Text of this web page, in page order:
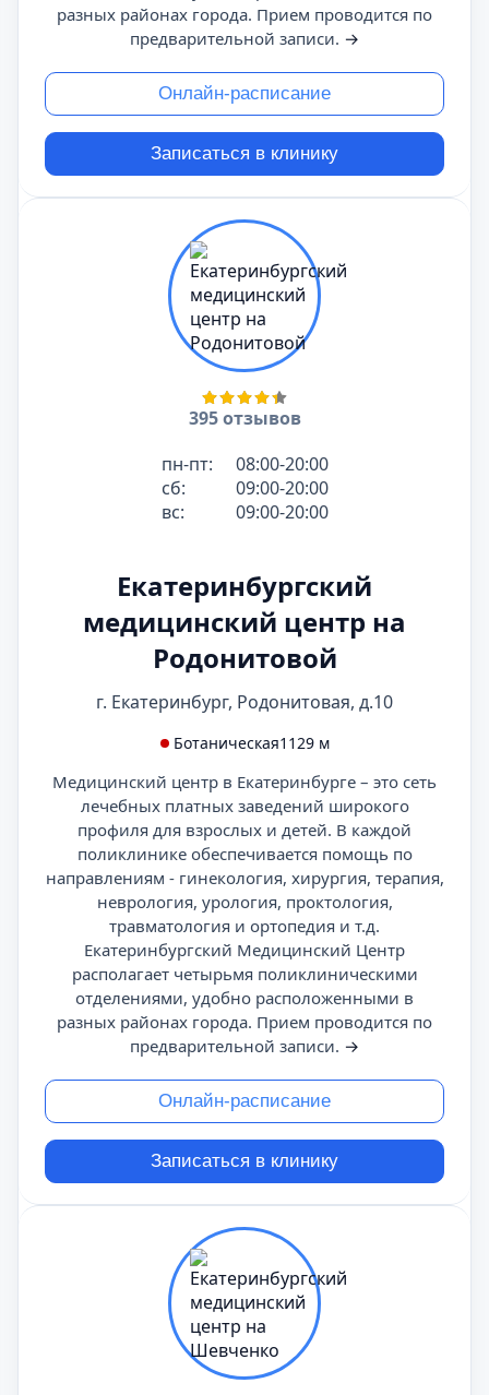
разных районах города. Прием проводится по
предварительной записи. →
Онлайн-расписание
Записаться в клинику
395 отзывов
пн-пт:
08:00-20:00
сб:
09:00-20:00
вс:
09:00-20:00
Екатеринбургский
медицинский центр на
Родонитовой
г. Екатеринбург, Родонитовая, д.10
Ботаническая1129 м
Медицинский центр в Екатеринбурге – это сеть
лечебных платных заведений широкого
профиля для взрослых и детей. В каждой
поликлинике обеспечивается помощь по
направлениям - гинекология, хирургия, терапия,
неврология, урология, проктология,
травматология и ортопедия и т.д.
Екатеринбургский Медицинский Центр
располагает четырьмя поликлиническими
отделениями, удобно расположенными в
разных районах города. Прием проводится по
предварительной записи. →
Онлайн-расписание
Записаться в клинику